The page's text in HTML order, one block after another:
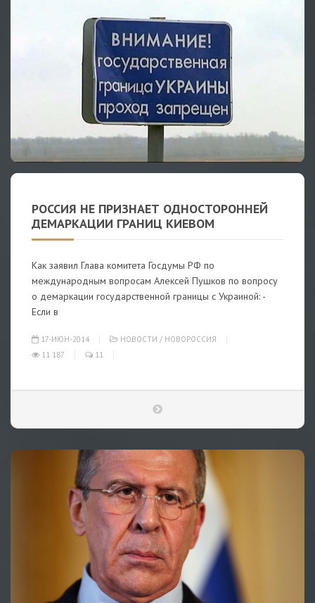
РОССИЯ НЕ ПРИЗНАЕТ ОДНОСТОРОННЕЙ
ДЕМАРКАЦИИ ГРАНИЦ КИЕВОМ
Как заявил Глава комитета Госдумы РФ по
международным вопросам Алексей Пушков по вопросу
о демаркации государственной границы с Украиной: -
Если в
17-ИЮН-2014 НОВОСТИ / НОВОРОССИЯ
11 187
11